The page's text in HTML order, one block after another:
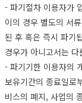
- 파기절차 이용자가
이의 경우 별도의 서
된 후 혹은 즉시 파기
경우가 아니고서는
- 파기기한 이용자의
보유기간의 종료일로
비스의 폐지, 사업의